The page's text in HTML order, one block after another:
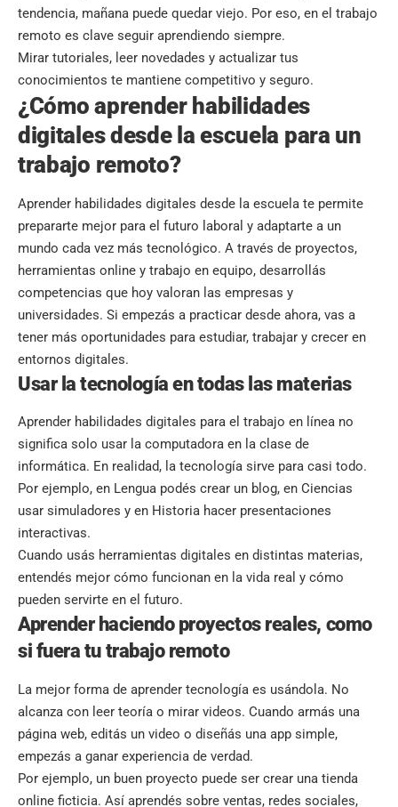
tendencia, mañana puede quedar viejo. Por eso, en el trabajo
remoto es clave seguir aprendiendo siempre.
Mirar tutoriales, leer novedades y actualizar tus
conocimientos te mantiene competitivo y seguro.
¿Cómo aprender habilidades
digitales desde la escuela para un
trabajo remoto?
Aprender habilidades digitales desde la escuela te permite
prepararte mejor para el futuro laboral y adaptarte a un
mundo cada vez más tecnológico. A través de proyectos,
herramientas online y trabajo en equipo, desarrollás
competencias que hoy valoran las empresas y
universidades. Si empezás a practicar desde ahora, vas a
tener más oportunidades para estudiar, trabajar y crecer en
entornos digitales.
Usar la tecnología en todas las materias
Aprender habilidades digitales para el trabajo en línea no
significa solo usar la computadora en la clase de
informática. En realidad, la tecnología sirve para casi todo.
Por ejemplo, en Lengua podés crear un blog, en Ciencias
usar simuladores y en Historia hacer presentaciones
interactivas.
Cuando usás herramientas digitales en distintas materias,
entendés mejor cómo funcionan en la vida real y cómo
pueden servirte en el futuro.
Aprender haciendo proyectos reales, como
si fuera tu trabajo remoto
La mejor forma de aprender tecnología es usándola. No
alcanza con leer teoría o mirar videos. Cuando armás una
página web, editás un video o diseñás una app simple,
empezás a ganar experiencia de verdad.
Por ejemplo, un buen proyecto puede ser crear una tienda
online ficticia. Así aprendés sobre ventas, redes sociales,